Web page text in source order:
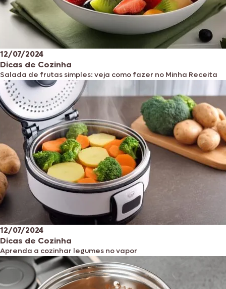
12/07/2024
Dicas de Cozinha
Salada de frutas simples: veja como fazer no Minha Receita
12/07/2024
Dicas de Cozinha
Aprenda a cozinhar legumes no vapor